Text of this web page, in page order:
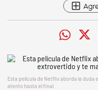
Esta película de Netflix aborda la
atento hasta el final.